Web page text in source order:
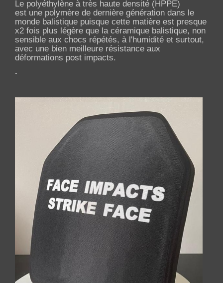
Le polyéthylène à très haute densité (HPPE)
est une polymère de dernière génération dans le
monde balistique puisque cette matière est presque
x2 fois plus légère que la céramique balistique, non
sensible aux chocs répétés, à l'humidité et surtout,
avec une bien meilleure résistance aux
déformations post impacts.
.